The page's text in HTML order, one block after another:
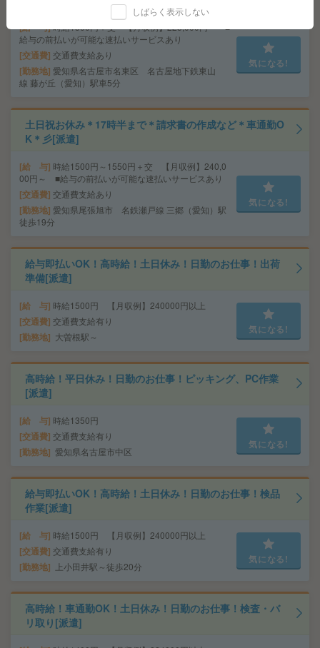
給 与 時給1500円＋交 【月収例】225,000円～ ■
給与の前払いが可能な速払いサービスあり
交通費 交通費支給あり
勤務地 愛知県名古屋市名東区 名古屋地下鉄東山
線 藤が丘（愛知）駅車5分
気になる!
土日祝お休み＊17時半まで＊請求書の作成など＊車通勤O
K＊彡[派遣]
給 与 時給1500円～1550円＋交 【月収例】240,0
00円～ ■給与の前払いが可能な速払いサービスあり
交通費 交通費支給あり
勤務地 愛知県尾張旭市 名鉄瀬戸線 三郷（愛知）駅
徒歩19分
気になる!
給与即払いOK！高時給！土日休み！日勤のお仕事！出荷
準備[派遣]
給 与 時給1500円 【月収例】240000円以上
交通費 交通費支給有り
勤務地 大曽根駅～
気になる!
高時給！平日休み！日勤のお仕事！ピッキング、PC作業
[派遣]
給 与 時給1350円
交通費 交通費支給有り
勤務地 愛知県名古屋市中区
気になる!
給与即払いOK！高時給！土日休み！日勤のお仕事！検品
作業[派遣]
給 与 時給1500円 【月収例】240000円以上
交通費 交通費支給有り
勤務地 上小田井駅～徒歩20分
気になる!
高時給！車通勤OK！土日休み！日勤のお仕事！検査・バ
リ取り[派遣]
しばらく表示しない